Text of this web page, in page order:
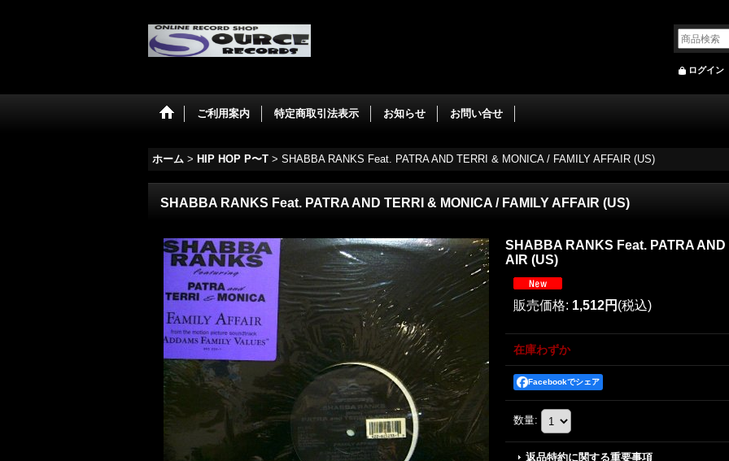
ログイン
ご利用案内 特定商取引法表示 お知らせ お問い合せ
ホーム > HIP HOP P〜T > SHABBA RANKS Feat. PATRA AND TERRI & MONICA / FAMILY AFFAIR (US)
SHABBA RANKS Feat. PATRA AND TERRI & MONICA / FAMILY AFFAIR (US)
SHABBA RANKS Feat. PATRA
AIR (US)
販売価格: 1,512円 (税込)
在庫わずか
Facebookでシェア
数量:
返品特約に関する重要事項